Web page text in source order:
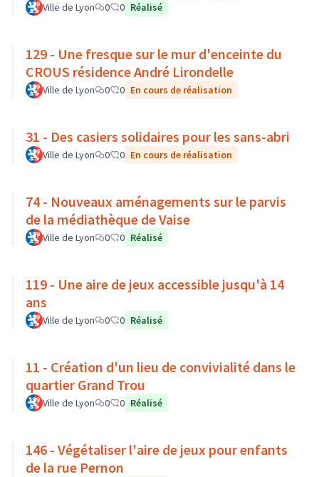
Ville de Lyon 0 0 Réalisé
129 - Une fresque sur le mur d'enceinte du
CROUS résidence André Lirondelle
Ville de Lyon 0 0 En cours de réalisation
31 - Des casiers solidaires pour les sans-abri
Ville de Lyon 0 0 En cours de réalisation
74 - Nouveaux aménagements sur le parvis
de la médiathèque de Vaise
Ville de Lyon 0 0 Réalisé
119 - Une aire de jeux accessible jusqu'à 14
ans
Ville de Lyon 0 0 Réalisé
11 - Création d'un lieu de convivialité dans le
quartier Grand Trou
Ville de Lyon 0 0 Réalisé
146 - Végétaliser l'aire de jeux pour enfants
de la rue Pernon